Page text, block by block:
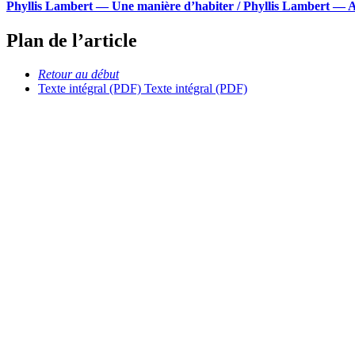
Phyllis Lambert — Une manière d’habiter / Phyllis Lambert —
Plan de l’article
Retour au début
Texte intégral (PDF) Texte intégral (PDF)